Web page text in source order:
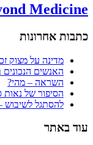
Medicine
כתבות אחרונות
מדינה על מצוק
האנשים הנכונים
השראה – מהי?
הסיפור של
להסתגל לשיבוש
עוד באתר